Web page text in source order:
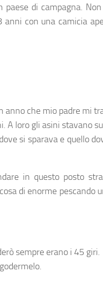
di campagna.
con una camicia
anno che mio padre mi
A loro gli asini stavano
si sparava e quello
in questo posto
di enorme pescando
sempre erano i 45 giri.